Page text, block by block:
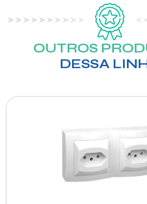
OUTROS
DESSA